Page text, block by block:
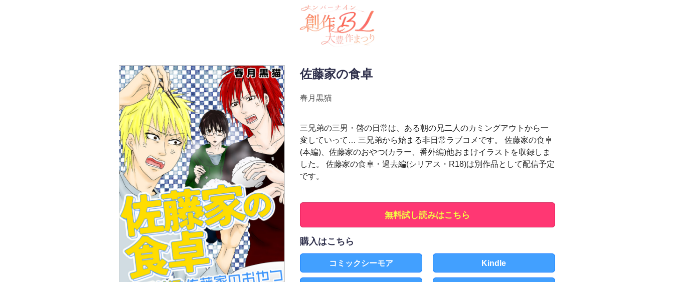
佐藤家の食卓
春月黒猫
三兄弟の三男・啓の日常は、ある朝の兄二人のカミングアウトから一
変していって… 三兄弟から始まる非日常ラブコメです。 佐藤家の食卓
(本編)、佐藤家のおやつ(カラー、番外編)他おまけイラストを収録しま
した。 佐藤家の食卓・過去編(シリアス・R18)は別作品として配信予定
です。
無料試し読みはこちら
購入はこちら
コミックシーモア Kindle